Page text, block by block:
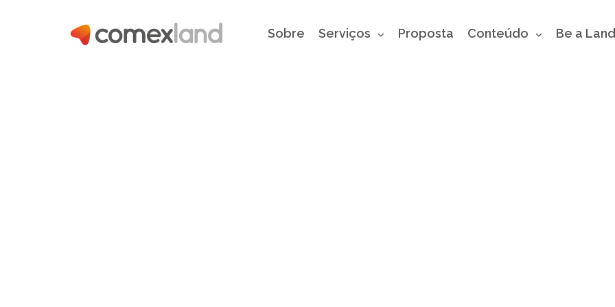
Sobre Serviços Proposta Conteúdo Be a